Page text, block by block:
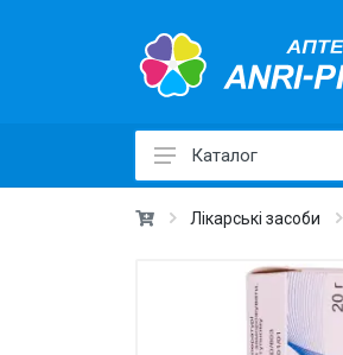
Каталог
Лікарські засоби ›
Медичні товари та
Лікувальна косметика ›
Лікарські засоби